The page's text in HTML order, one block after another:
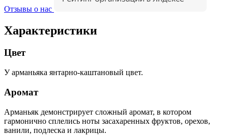
Отзывы о нас
Характеристики
Цвет
У арманьяка янтарно-каштановый цвет.
Аромат
Арманьяк демонстрирует сложный аромат, в котором
гармонично сплелись ноты засахаренных фруктов, орехов,
ванили, подлеска и лакрицы.